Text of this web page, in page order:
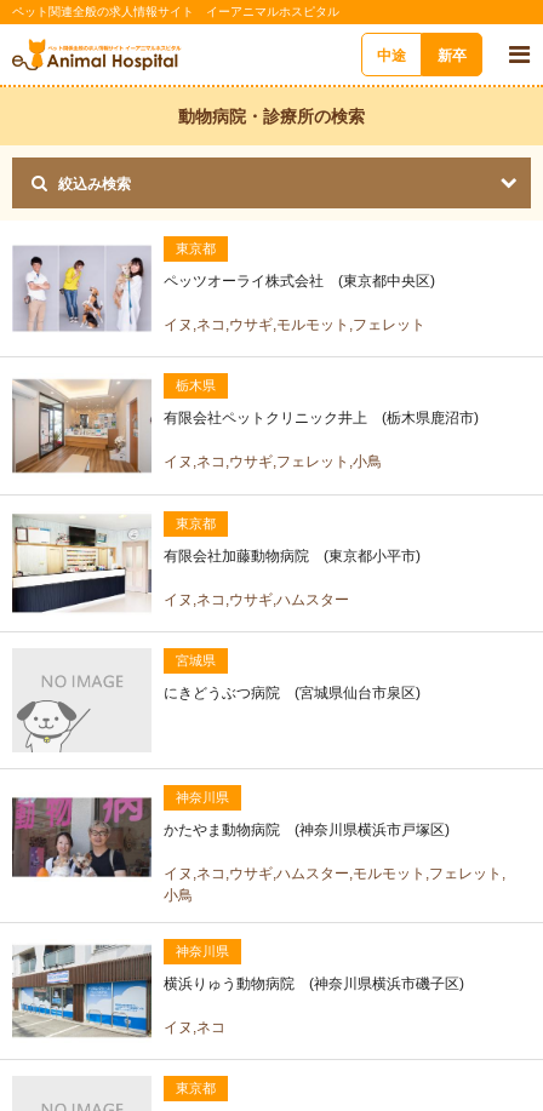
ペット関連全般の求人情報サイト イーアニマルホスピタル
中途 新卒
動物病院・診療所の検索
絞込み検索
東京都
ペッツオーライ株式会社 (東京都中央区)
イヌ,ネコ,ウサギ,モルモット,フェレット
栃木県
有限会社ペットクリニック井上 (栃木県鹿沼市)
イヌ,ネコ,ウサギ,フェレット,小鳥
東京都
有限会社加藤動物病院 (東京都小平市)
イヌ,ネコ,ウサギ,ハムスター
宮城県
にきどうぶつ病院 (宮城県仙台市泉区)
神奈川県
かたやま動物病院 (神奈川県横浜市戸塚区)
イヌ,ネコ,ウサギ,ハムスター,モルモット,フェレット,
小鳥
神奈川県
横浜りゅう動物病院 (神奈川県横浜市磯子区)
イヌ,ネコ
東京都